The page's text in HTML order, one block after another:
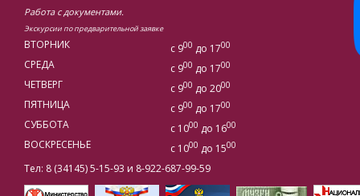
Работа с документами.
Экскурсии по предварительной заявке
ВТОРНИК с 900 до 1700
СРЕДА с 900 до 1700
ЧЕТВЕРГ с 900 до 2000
ПЯТНИЦА с 900 до 1700
СУББОТА с 1000 до 1600
ВОСКРЕСЕНЬЕ с 1000 до 1500
Тел: 8 (34145) 5-15-93 и 8-922-687-99-59